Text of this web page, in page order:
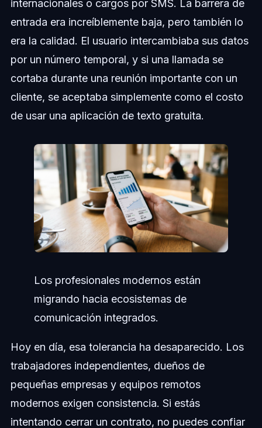
internacionales o cargos por SMS. La barrera de
entrada era increíblemente baja, pero también lo
era la calidad. El usuario intercambiaba sus datos
por un número temporal, y si una llamada se
cortaba durante una reunión importante con un
cliente, se aceptaba simplemente como el costo
de usar una aplicación de texto gratuita.
Los profesionales modernos están
migrando hacia ecosistemas de
comunicación integrados.
Hoy en día, esa tolerancia ha desaparecido. Los
trabajadores independientes, dueños de
pequeñas empresas y equipos remotos
modernos exigen consistencia. Si estás
intentando cerrar un contrato, no puedes confiar